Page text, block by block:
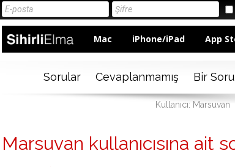
Mac iPhone/iPad App
Sorular Cevaplanmamış Bir
Kullanıcı: Marsuvan
Marsuvan kullanıcısına ait